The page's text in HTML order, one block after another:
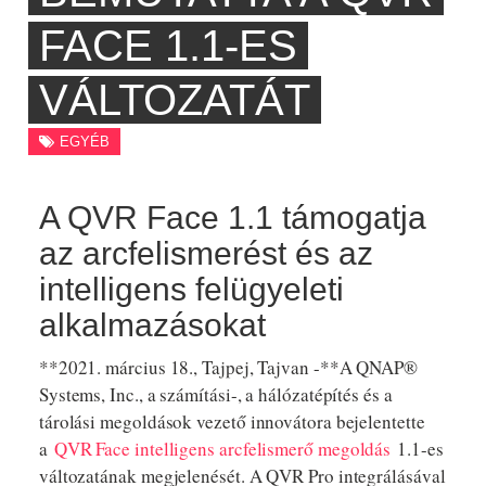
FACE 1.1-ES
VÁLTOZATÁT
EGYÉB
A QVR Face 1.1 támogatja
az arcfelismerést és az
intelligens felügyeleti
alkalmazásokat
**2021. március 18., Tajpej, Tajvan -**A QNAP®
Systems, Inc., a számítási-, a hálózatépítés és a
tárolási megoldások vezető innovátora bejelentette
a QVR Face intelligens arcfelismerő megoldás 1.1-es
változatának megjelenését. A QVR Pro integrálásával